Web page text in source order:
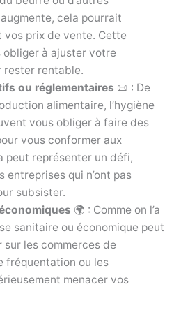
cela pourrait
prix de vente. Cette
à ajuster votre
rester rentable.
ou réglementaires 📜 : De
alimentaire, l’hygiène
vous obliger à faire des
vous conformer aux
peut représenter un défi,
qui n’ont pas
subsister.
🌍 : Comme on l’a
sanitaire ou économique peut
sur les commerces de
fréquentation ou les
menacer vos